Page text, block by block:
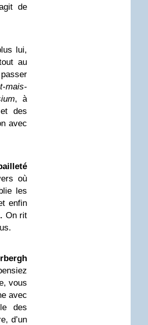
de
lui,
au
mais-
, à
et des
avec
où
les
enfin
On rit
vous
avec
des
d’un